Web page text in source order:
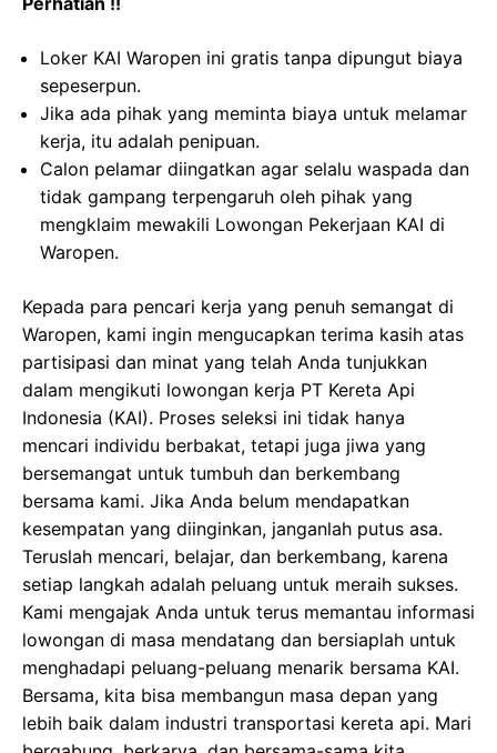
Loker KAI Waropen ini gratis tanpa dipungut biaya
sepeserpun.
Jika ada pihak yang meminta biaya untuk melamar
kerja, itu adalah penipuan.
Calon pelamar diingatkan agar selalu waspada dan
tidak gampang terpengaruh oleh pihak yang
mengklaim mewakili Lowongan Pekerjaan KAI di
Waropen.
Kepada para pencari kerja yang penuh semangat di
Waropen, kami ingin mengucapkan terima kasih atas
partisipasi dan minat yang telah Anda tunjukkan
dalam mengikuti lowongan kerja PT Kereta Api
Indonesia (KAI). Proses seleksi ini tidak hanya
mencari individu berbakat, tetapi juga jiwa yang
bersemangat untuk tumbuh dan berkembang
bersama kami. Jika Anda belum mendapatkan
kesempatan yang diinginkan, janganlah putus asa.
Teruslah mencari, belajar, dan berkembang, karena
setiap langkah adalah peluang untuk meraih sukses.
Kami mengajak Anda untuk terus memantau informasi
lowongan di masa mendatang dan bersiaplah untuk
menghadapi peluang-peluang menarik bersama KAI.
Bersama, kita bisa membangun masa depan yang
lebih baik dalam industri transportasi kereta api. Mari